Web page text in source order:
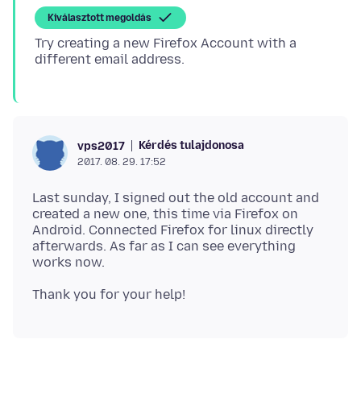
Kiválasztott megoldás
Try creating a new Firefox Account with a
vps2017 Kérdés tulajdonosa
2017. 08. 29. 17:52
Last sunday, I signed out the old account and
created a new one, this time via Firefox on
Android. Connected Firefox for linux directly
afterwards. As far as I can see everything